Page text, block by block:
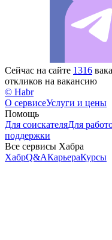
Сейчас на сайте 1316
откликов на вакансию
© Habr
О сервисеУслуги и цены
Помощь
Для соискателяДля
поддержки
Все сервисы Хабра
ХабрQ&AКарьераКурсы